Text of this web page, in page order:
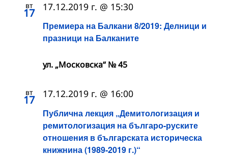
вт
17
Премиера на Балкани 8/2019: Делници и
празници на Балканите
17.12.2019 г. @ 15:30
ул. „Московска“ № 45
вт
17
Публична лекция „Демитологизация и
ремитологизация на българо-руските
отношения в българската историческа
книжнина (1989-2019 г.)“
17.12.2019 г. @ 16:00